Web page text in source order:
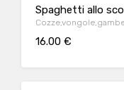
Spaghetti allo
16.00 €